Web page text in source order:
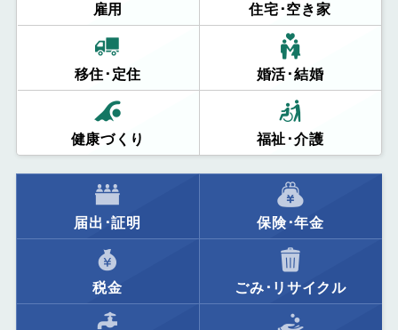
雇用 住宅･空き家
移住･定住 婚活･結婚
健康づくり 福祉･介護
届出･証明 保険･年金
税金 ごみ･リサイクル